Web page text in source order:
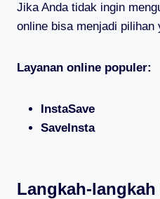
Jika Anda tidak ingin
online bisa menjadi pilihan
Layanan online populer:
InstaSave
SaveInsta
Langkah-